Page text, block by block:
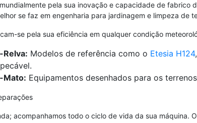
pela sua inovação e capacidade de fabrico
se faz em engenharia para jardinagem e limpeza de
se pela sua eficiência em qualquer condição
Modelos de referência como o Etesia H124
Mato: Equipamentos desenhados para os
acompanhamos todo o ciclo de vida da sua máquina.